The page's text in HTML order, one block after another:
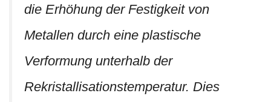
die Erhöhung der Festigkeit von
Metallen durch eine plastische
Verformung unterhalb der
Rekristallisationstemperatur. Dies